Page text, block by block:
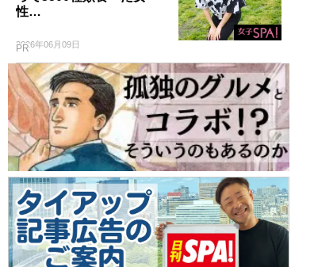
性…
2026年06月09日
PR